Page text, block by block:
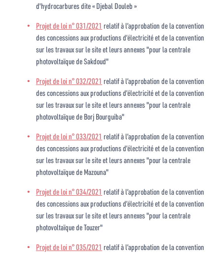
d'hydrocarbures dite « Djebal Douleb »
Projet de loi n° 031/2021 relatif à l’approbation de la convention
des concessions aux productions d’électricité et de la convention
sur les travaux sur le site et leurs annexes "pour la centrale
photovoltaïque de Sakdoud"
Projet de loi n° 032/2021 relatif à l’approbation de la convention
des concessions aux productions d’électricité et de la convention
sur les travaux sur le site et leurs annexes "pour la centrale
photovoltaïque de Borj Bourguiba"
Projet de loi n° 033/2021 relatif à l’approbation de la convention
des concessions aux productions d’électricité et de la convention
sur les travaux sur le site et leurs annexes "pour la centrale
photovoltaïque de Mazouna"
Projet de loi n° 034/2021 relatif à l’approbation de la convention
des concessions aux productions d’électricité et de la convention
sur les travaux sur le site et leurs annexes "pour la centrale
photovoltaïque de Touzer"
Projet de loi n° 035/2021 relatif à l’approbation de la convention